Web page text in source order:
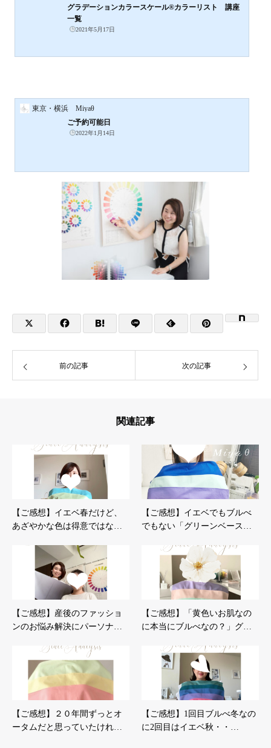
グラデーションカラースケール®カラーリスト 講座
一覧
2021年5月17日
東京・横浜 Miyaθ
ご予約可能日
2022年1月14日
前の記事 次の記事
関連記事
【ご感想】イエベ春だけど、
あざやかな色は得意ではな…
【ご感想】イエベでもブルべ
でもない「グリーンベース…
【ご感想】産後のファッショ
ンのお悩み解決にパーソナ…
【ご感想】「黄色いお肌なの
に本当にブルべなの？」グ…
【ご感想】２０年間ずっとオ
ータムだと思っていたけれ…
【ご感想】1回目ブルべ冬なの
に2回目はイエベ秋・・…